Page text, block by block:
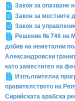
Закон за опазване
Закон за местните
Закон за
Решение № 746 на
добив на неметални
Александровски
като заместител на
Изпълнителна
правителството на
Сирийската арабска